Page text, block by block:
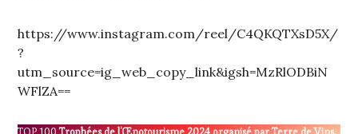
https://www.instagram.com/reel/C4QKQTXsD5X/
?
utm_source=ig_web_copy_link&igsh=MzRlODBiN
WFlZA==